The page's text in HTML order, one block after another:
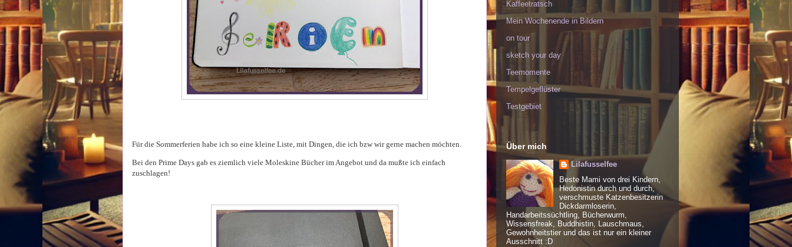
Für die Sommerferien habe ich so eine kleine Liste, mit Dingen, die ich bzw wir gerne machen möchten.
Bei den Prime Days gab es ziemlich viele Moleskine Bücher im Angebot und da mußte ich einfach
zuschlagen!
Kaffeetratsch
Mein Wochenende in Bildern
on tour
sketch your day
Teemomente
Tempelgeflüster
Testgebiet
Über mich
Lilafusselfee
Beste Mami von drei Kindern,
Hedonistin durch und durch,
verschmuste Katzenbesitzerin
Dickdarmloserin,
Handarbeitssüchtling, Bücherwurm,
Wissensfreak, Buddhistin, Lauschmaus,
Gewohnheitstier und das ist nur ein kleiner
Ausschnitt :D